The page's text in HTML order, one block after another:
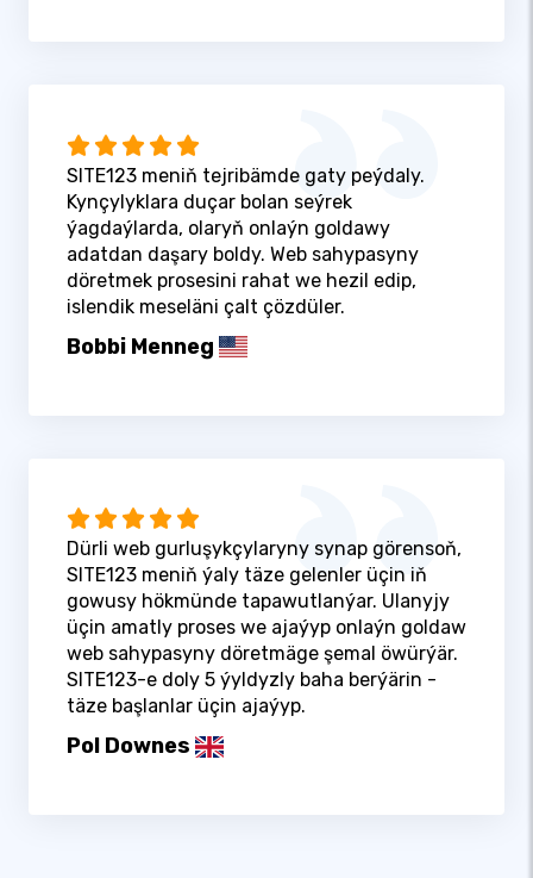
SITE123 meniň tejribämde gaty peýdaly.
Kynçylyklara duçar bolan seýrek
ýagdaýlarda, olaryň onlaýn goldawy
adatdan daşary boldy. Web sahypasyny
döretmek prosesini rahat we hezil edip,
islendik meseläni çalt çözdüler.
Bobbi Menneg
Dürli web gurluşykçylaryny synap görensoň,
SITE123 meniň ýaly täze gelenler üçin iň
gowusy hökmünde tapawutlanýar. Ulanyjy
üçin amatly proses we ajaýyp onlaýn goldaw
web sahypasyny döretmäge şemal öwürýär.
SITE123-e doly 5 ýyldyzly baha berýärin -
täze başlanlar üçin ajaýyp.
Pol Downes